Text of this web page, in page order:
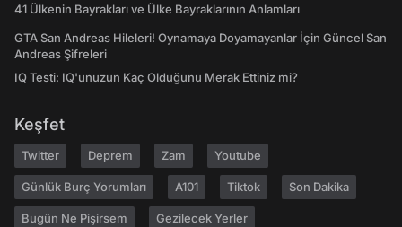
41 Ülkenin Bayrakları ve Ülke Bayraklarının Anlamları
GTA San Andreas Hileleri! Oynamaya Doyamayanlar İçin Güncel San
Andreas Şifreleri
IQ Testi: IQ'unuzun Kaç Olduğunu Merak Ettiniz mi?
Keşfet
Twitter Deprem Zam Youtube
Günlük Burç Yorumları A101 Tiktok Son Dakika
Bugün Ne Pişirsem Gezilecek Yerler